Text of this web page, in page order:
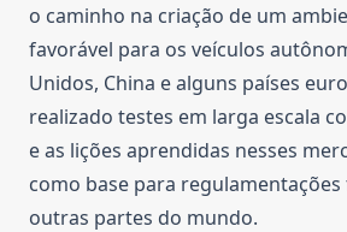
o caminho na criação de um
favorável para os veículos
Unidos, China e alguns países
realizado testes em larga escala
e as lições aprendidas nesses
como base para
outras partes do mundo.